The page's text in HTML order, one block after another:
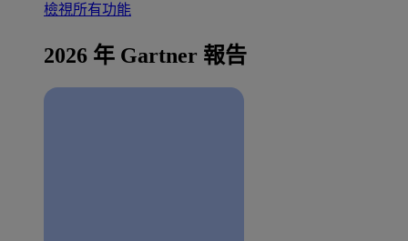
檢視所有功能
2026 年 Gartner 報告